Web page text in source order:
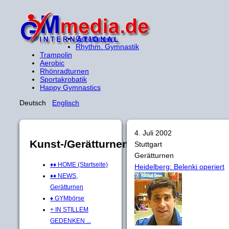
Gerätturnen
Rhythm. Gymnastik
Trampolin
Aerobic
Rhönradturnen
Sportakrobatik
Happy Gymnastics
Deutsch Englisch
Kunst-/Gerätturnen
♦♦ HOME (Startseite)
♦♦ NEWS,
Gerätturnen
♦ GYMbörse
+ IN STILLEM
GEDENKEN ...
4. Juli 2002
Stuttgart
Gerätturnen
Heidelberg: Belenki operiert